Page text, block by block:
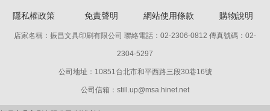
隱私權政策 免責聲明 網站使用條款 購物說明
店家名稱：振昌文具印刷有限公司 聯絡電話：02-2306-0812 傳真號碼：02-
2304-5297
公司地址：10851台北市和平西路三段30巷16號
公司信箱：still.up@msa.hinet.net